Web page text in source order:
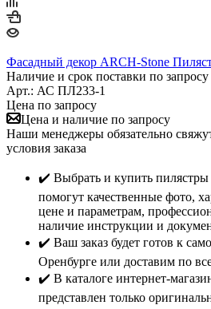
Фасадный декор ARCH-Stone
Наличие и срок поставки по запросу
Арт.: АС ПЛ233-1
Цена по запросу
Цена и наличие по запросу
Наши менеджеры обязательно
условия заказа
✔️ Выбрать и купить пилястры
помогут качественные фото,
цене и параметрам,
наличие инструкции и
✔️ Ваш заказ будет готов к
Оренбурге или доставим по
✔️ В каталоге интернет-
представлен только